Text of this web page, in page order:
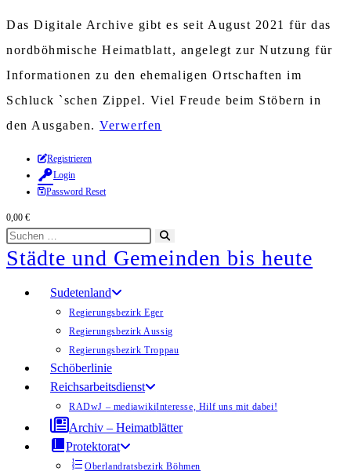
Das Digitale Archive gibt es seit August 2021 für das
nordböhmische Heimatblatt, angelegt zur Nutzung für
Informationen zu den ehemaligen Ortschaften im
Schluck `schen Zippel. Viel Freude beim Stöbern in
den Ausgaben. Verwerfen
Zum
Inhalt
springen
Registrieren
Login
Password Reset
0,00 €
Diese
Website
durchsuchen
starten
Städte und Gemeinden bis heute
Sudetenland
Regierungsbezirk Eger
Regierungsbezirk Aussig
Regierungsbezirk Troppau
Schöberlinie
Reichsarbeitsdienst
RADwJ – mediawikiInteresse, Hilf uns mit dabei!
Archiv – Heimatblätter
Protektorat
Oberlandratsbezirk Böhmen